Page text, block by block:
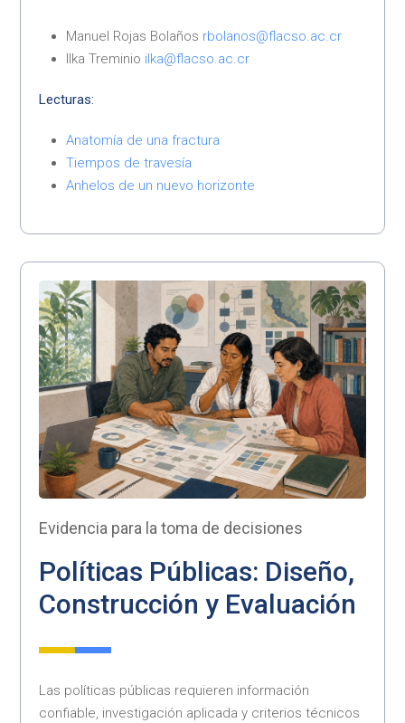
Manuel Rojas Bolaños rbolanos@flacso.ac.cr
Ilka Treminio ilka@flacso.ac.cr
Lecturas:
Anatomía de una fractura
Tiempos de travesía
Anhelos de un nuevo horizonte
Evidencia para la toma de decisiones
Políticas Públicas: Diseño,
Construcción y Evaluación
Las políticas públicas requieren información
confiable, investigación aplicada y criterios técnicos